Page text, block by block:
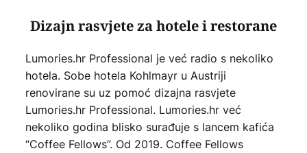
Dizajn rasvjete za hotele i restorane
Lumories.hr Professional je već radio s nekoliko
hotela. Sobe hotela Kohlmayr u Austriji
renovirane su uz pomoć dizajna rasvjete
Lumories.hr Professional. Lumories.hr već
nekoliko godina blisko surađuje s lancem kafića
“Coffee Fellows”. Od 2019. Coffee Fellows